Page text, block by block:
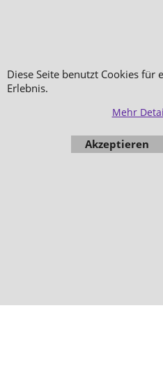
Makeup
Hautpflege
Bestellung
Diese Seite benutzt Cookies für
Erlebnis.
Mehr
Akzeptieren